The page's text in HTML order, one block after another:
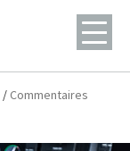
/ Commentaires